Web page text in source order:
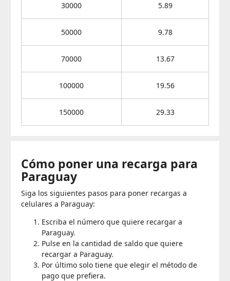
30000 5.89
50000 9.78
70000 13.67
100000 19.56
150000 29.33
Cómo poner una recarga para
Paraguay
Siga los siguientes pasos para poner recargas a
celulares a Paraguay:
Escriba el número que quiere recargar a
Paraguay.
Pulse en la cantidad de saldo que quiere
recargar a Paraguay.
Por último solo tiene que elegir el método de
pago que prefiera.